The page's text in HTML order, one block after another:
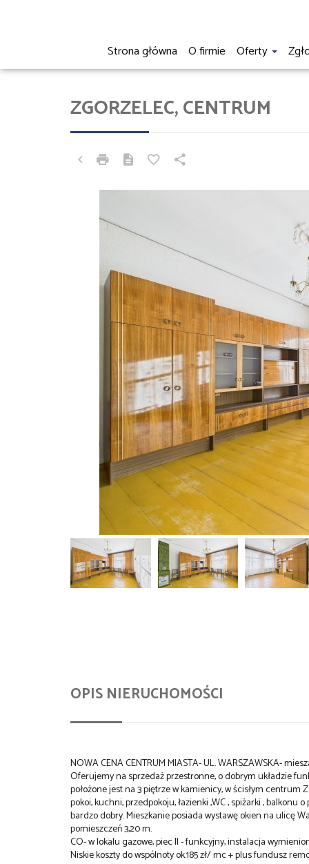
Strona główna O firmie Oferty
ZGORZELEC, CENTRUM
OPIS NIERUCHOMOŚCI
NOWA CENA CENTRUM MIASTA- UL. WARSZAWSKA-
Oferujemy na sprzedaż przestronne, o dobrym układzie
położone jest na 3 piętrze w kamienicy, w ścisłym centrum
pokoi, kuchni, przedpokoju, łazienki ,WC , spiżarki , balkonu
bardzo dobry. Mieszkanie posiada wystawę okien na ulicę
pomieszczeń 3,20 m.
CO- w lokalu gazowe, piec II - funkcyjny, instalacja
Niskie koszty do wspólnoty ok.185 zł/ mc + plus fundusz